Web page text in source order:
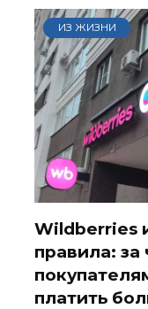
ИЗ ЖИЗНИ
Wildberries
правила: за
платить